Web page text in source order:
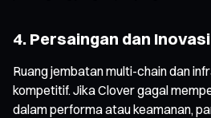
4. Persaingan dan
Ruang jembatan multi-chain dan
kompetitif. Jika Clover gagal
dalam performa atau keamanan,